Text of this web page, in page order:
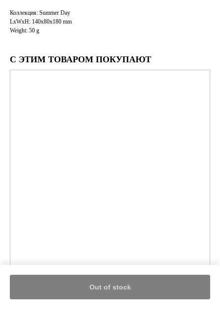
Out of stock
Коллекция: Summer Day
LxWxH: 140x80x180 mm
Weight: 50 g
С ЭТИМ ТОВАРОМ ПОКУПАЮТ